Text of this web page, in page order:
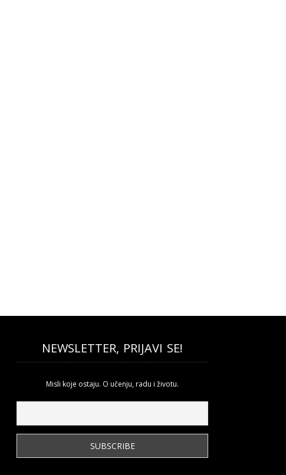
NEWSLETTER, PRIJAVI SE!
Misli koje ostaju. O učenju, radu i životu.